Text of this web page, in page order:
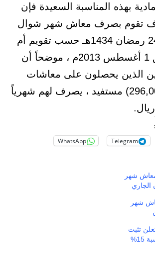
بهذه المناسبة السعيدة فإن
تقوم بصرف معاش شهر شوال
يوم الخميس 24 رمضان 1434هـ حسب تقويم أم
القرى الموافق 1 أغسطس 2013م ، موضحاً أن
الذين يحصلون على معاشات
شهرية بلغ (296,000) مستفيد ، يصرف لهم شهرياً
Telegram
WhatsApp
شهر
شهر
تثبت